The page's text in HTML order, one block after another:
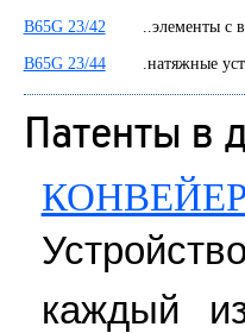
B65G 23/42 ..элементы с
B65G 23/44 .натяжные
Патенты в
каждый